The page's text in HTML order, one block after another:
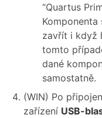
“Quartus
Komponenta
zavřít i když
tomto
dané
samostatně.
(WIN) Po
zařízení USB-